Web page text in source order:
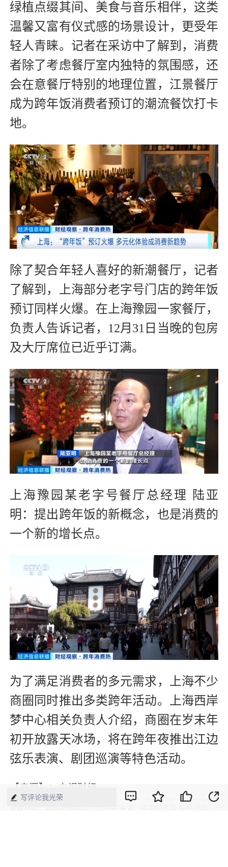
绿植点缀其间、美食与音乐相伴，这类
温馨又富有仪式感的场景设计，更受年
轻人青睐。记者在采访中了解到，消费
者除了考虑餐厅室内独特的氛围感，还
会在意餐厅特别的地理位置，江景餐厅
成为跨年饭消费者预订的潮流餐饮打卡
地。
除了契合年轻人喜好的新潮餐厅，记者
了解到，上海部分老字号门店的跨年饭
预订同样火爆。在上海豫园一家餐厅，
负责人告诉记者，12月31日当晚的包房
及大厅席位已近乎订满。
上海豫园某老字号餐厅总经理 陆亚
明：提出跨年饭的新概念，也是消费的
一个新的增长点。
为了满足消费者的多元需求，上海不少
商圈同时推出多类跨年活动。上海西岸
梦中心相关负责人介绍，商圈在岁末年
初开放露天冰场，将在跨年夜推出江边
弦乐表演、剧团巡演等特色活动。
写评论我光荣